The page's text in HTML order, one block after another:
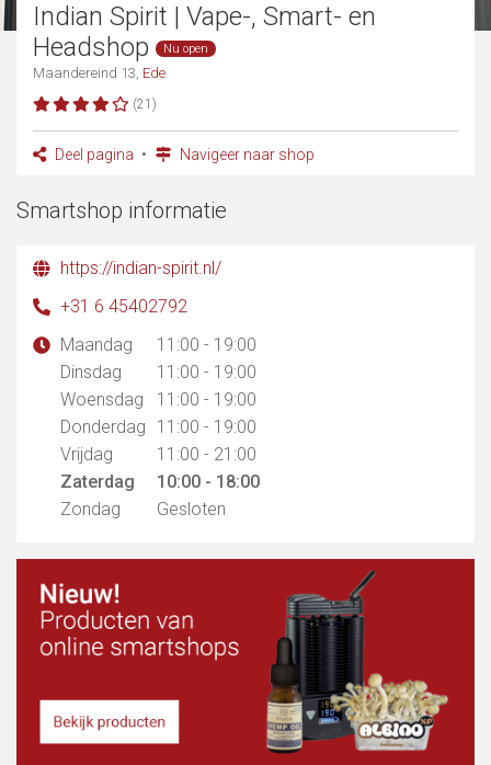
Indian Spirit | Vape-, Smart- en
Headshop
Nu open
Maandereind 13, Ede
(21)
Deel pagina Navigeer naar shop
Smartshop informatie
https://indian-spirit.nl/
+31 6 45402792
Maandag
11:00 - 19:00
Dinsdag
11:00 - 19:00
Woensdag
11:00 - 19:00
Donderdag
11:00 - 19:00
Vrijdag
11:00 - 21:00
Zaterdag
10:00 - 18:00
Zondag
Gesloten